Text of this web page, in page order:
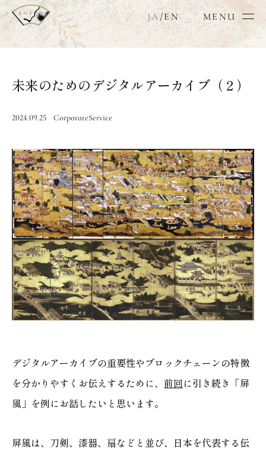
JA/EN MENU
未来のためのデジタルアーカイブ（２）
2024.09.25 CorporateService
デジタルアーカイブの重要性やブロックチェーンの特徴
を分かりやすくお伝えするために、 前回に引き続き「屏
風」を例にお話したいと思います。
屏風は、刀剣、漆器、扇などと並び、日本を代表する伝